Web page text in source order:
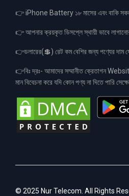
👉 iPhone Battery ১৮ মাসের এবং বাকি
👉 আপনার ক্রয়কৃত ডিসপ্লে স্থায়ী ভাবে
👉ডলারের(💲) রেট কম বেশির জন্য পণ্যের দাম
👉বিঃ দ্রঃ- আমাদের সম্মানীত ক্রেতাগন
মান বিবেচনা করে যদি কোন পণ্য না দিতে পারি
© 2025 Nur Telecom. All Rights